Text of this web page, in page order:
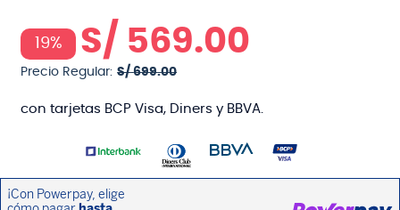
19% S/ 569.00
Precio Regular: S/ 699.00
con tarjetas BCP Visa, Diners y BBVA.